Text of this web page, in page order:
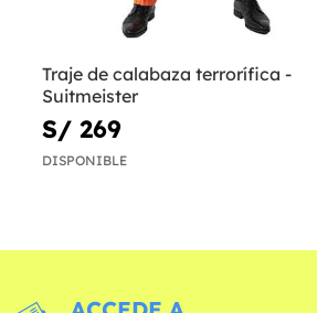
Traje de calabaza terrorífica -
Suitmeister
S/ 269
DISPONIBLE